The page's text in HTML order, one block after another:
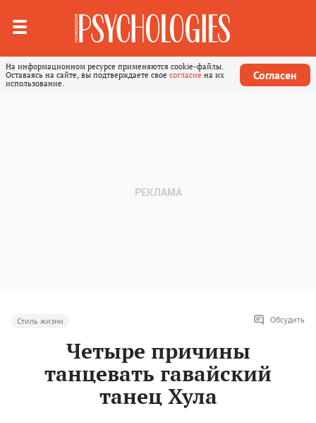
На информационном ресурсе применяются cookie-файлы.
Оставаясь на сайте, вы подтверждаете свое согласие на их
использование.
Согласен
Стиль жизни Обсудить
Четыре причины
танцевать гавайский
танец Хула